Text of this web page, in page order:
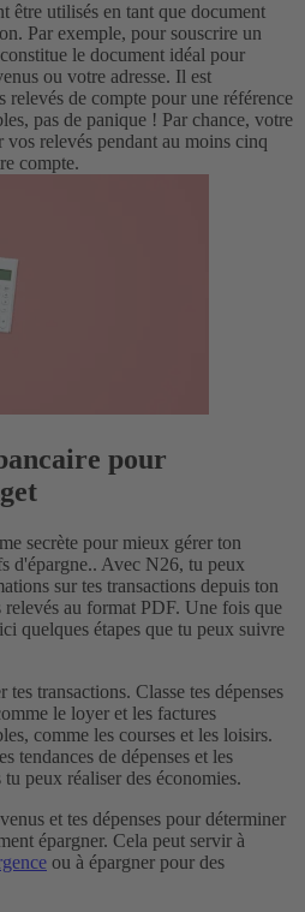
être utilisés en tant que document
Par exemple, pour souscrire un
le document idéal pour
ou votre adresse. Il est
relevés de compte pour une référence
pas de panique ! Par chance, votre
vos relevés pendant au moins cinq
compte.
pour
secrète pour mieux gérer ton
d'épargne.. Avec N26, tu peux
sur tes transactions depuis ton
relevés au format PDF. Une fois que
quelques étapes que tu peux suivre
tes transactions. Classe tes dépenses
le loyer et les factures
comme les courses et les loisirs.
tendances de dépenses et les
peux réaliser des économies.
et tes dépenses pour déterminer
épargner. Cela peut servir à
ou à épargner pour des